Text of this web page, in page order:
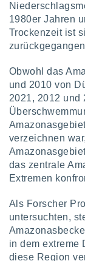
zur
zur
von
zur
der
von
durch
von
1980er Jahren
Trockenzeit ist
Obwohl das
und 2010 von
2021, 2012 und
verzeichnen
das zentrale
Extremen
Als Forscher
untersuchten,
in dem extreme
diese Region